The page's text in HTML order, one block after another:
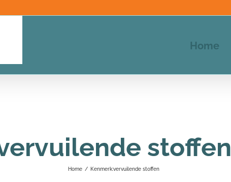
Home
stoffen
Home / Kenmerk:vervuilende stoffen